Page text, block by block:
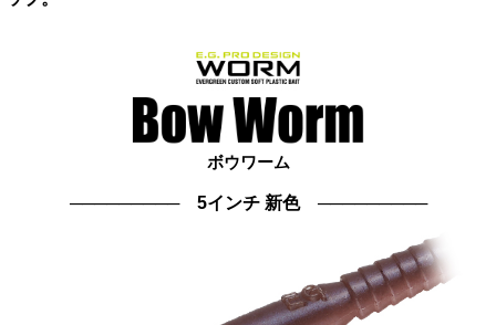
ボウワーム
───────── 5インチ 新色 ─────────